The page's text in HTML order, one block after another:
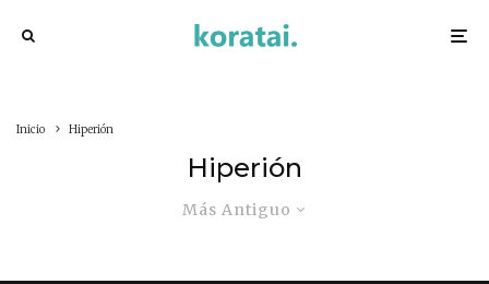
Inicio Hiperión
Hiperión
Más Antiguo